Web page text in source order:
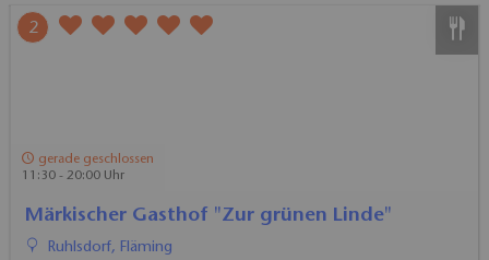
2
gerade geschlossen
11:30 - 20:00 Uhr
Märkischer Gasthof "Zur grünen Linde"
Ruhlsdorf, Fläming